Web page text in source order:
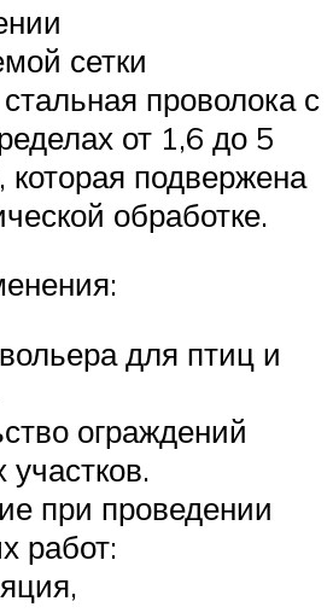
сетки
проволока с
от 1,6 до 5
подвержена
обработке.
для птиц и
ограждений
при проведении
работ: